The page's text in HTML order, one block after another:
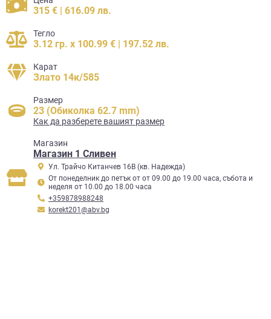
315 € | 616.09 лв.
Тегло
3.12 гр. x 100.99 € | 197.52 лв.
Карат
Злато 14к/585
Размер
23 (Обиколка 62.7 mm)
Как да разберете вашият размер
Mагазин
Магазин 1 Сливен
Ул. Трайчо Китанчев 16В (кв. Надежда)
От понеделник до петък от от 09.00 до 19.00 часа, събота и
неделя от 10.00 до 18.00 часа
+359878988248
korekt201@abv.bg